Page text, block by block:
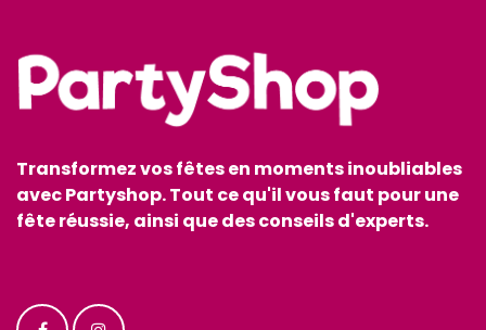
Transformez vos fêtes en moments inoubliables
avec Partyshop. Tout ce qu'il vous faut pour une
fête réussie, ainsi que des conseils d'experts.